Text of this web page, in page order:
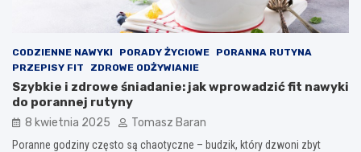
CODZIENNE NAWYKI PORADY ŻYCIOWE
PORANNA RUTYNA
PRZEPISY FIT
ZDROWE ODŻYWIANIE
Szybkie i zdrowe śniadanie: jak wprowadzić fit nawyki
do porannej rutyny
8 kwietnia 2025 Tomasz Baran
Poranne godziny często są chaotyczne – budzik, który dzwoni zbyt